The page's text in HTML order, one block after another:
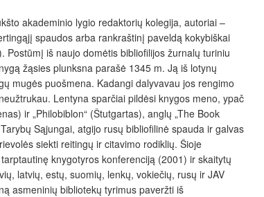
akademinio lygio redaktorių kolegija, autoriai –
spaudos arba rankraštinį paveldą kokybiškai
Postūmį iš naujo domėtis bibliofilijos žurnalų turiniu
žąsies plunksna parašė 1345 m. Ją iš lotynų
mugės puošmena. Kadangi dalyvavau jos rengimo
Lentyna sparčiai pildėsi knygos meno, ypač
ir „Philobiblon“ (Štutgartas), anglų „The Book
Sąjungai, atgijo rusų bibliofilinė spauda ir galvas
siekti reitingų ir citavimo rodiklių. Šioje
knygotyros konferenciją (2001) ir skaitytų
latvių, estų, suomių, lenkų, vokiečių, rusų ir JAV
asmeninių bibliotekų tyrimus paveržti iš